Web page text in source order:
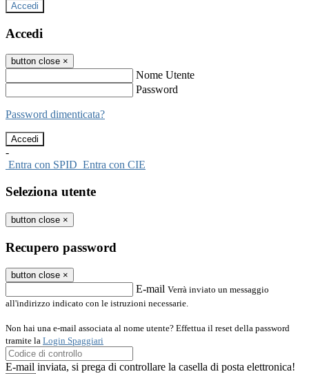
Accedi
Accedi
button close ×
Nome Utente
Password
Password dimenticata?
-
Entra con SPID Entra con CIE
Seleziona utente
button close ×
Recupero password
button close ×
E-mail Verrà inviato un messaggio
all'indirizzo indicato con le istruzioni necessarie.
Non hai una e-mail associata al nome utente? Effettua il reset della password
tramite la Login Spaggiari
E-mail inviata, si prega di controllare la casella di posta elettronica!